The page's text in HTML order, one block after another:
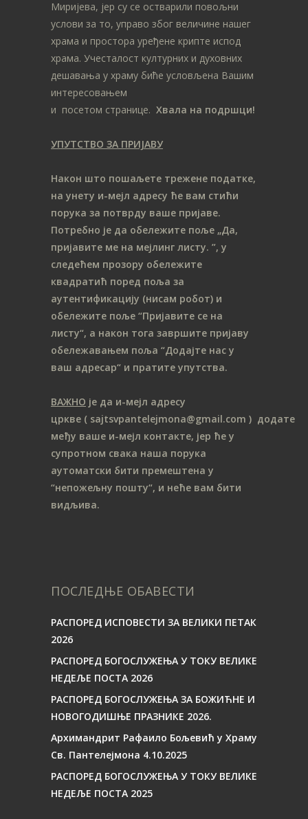
Миријева, јер су се остварили повољни
услови за то, управо због величине нашег
храма и простора уређене крипте испод
храма. Учесталост културних и духовних
дешавања у храму биће условљена Вашим
интересовањем
и посетом странице. Хвала на подршци!
УПУТСТВО ЗА ПРИЈАВУ
Након што пошаљете трежене податке,
на унету и-мејл адресу ће вам стићи
порука за потврду ваше пријаве.
Потребно је да обележите поље „Да,
пријавите ме на мeјлинг листу. ”, у
следећем прозору обележите
квадратић поред поља за
аутентификацију (нисам робот) и
обележите поље “Пријавите се на
листу“, а након тога завршите пријаву
обележавањем поља “Додајте нас у
ваш адресар“ и пратите упутства.
ВАЖНО је да и-мејл адресу
цркве ( sajtsvpantelejmona@gmail.com ) додате
међу ваше и-мејл контакте, јер ће у
супротном свака наша порука
аутоматски бити премештена у
“непожељну пошту“, и неће вам бити
видљива.
ПОСЛЕДЊЕ ОБАВЕСТИ
РАСПОРЕД ИСПОВЕСТИ ЗА ВЕЛИКИ ПЕТАК
2026
РАСПОРЕД БОГОСЛУЖЕЊА У ТОКУ ВЕЛИКЕ
НЕДЕЉЕ ПОСТА 2026
РАСПОРЕД БОГОСЛУЖЕЊА ЗА БОЖИЋНЕ И
НОВОГОДИШЊЕ ПРАЗНИКЕ 2026.
Архимандрит Рафаило Бољевић у Храму
Св. Пантелејмона 4.10.2025
РАСПОРЕД БОГОСЛУЖЕЊА У ТОКУ ВЕЛИКЕ
НЕДЕЉЕ ПОСТА 2025